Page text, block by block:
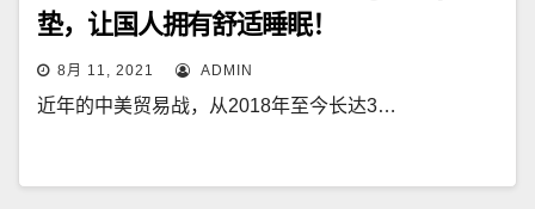
垫，让国人拥有舒适睡眠！
8月 11, 2021 ADMIN
近年的中美贸易战，从2018年至今长达3…